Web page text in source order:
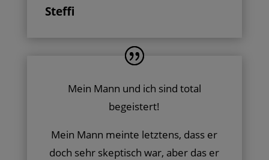
Steffi
Mein Mann und ich sind total
begeistert!
Mein Mann meinte letztens, dass er
doch sehr skeptisch war, aber das er